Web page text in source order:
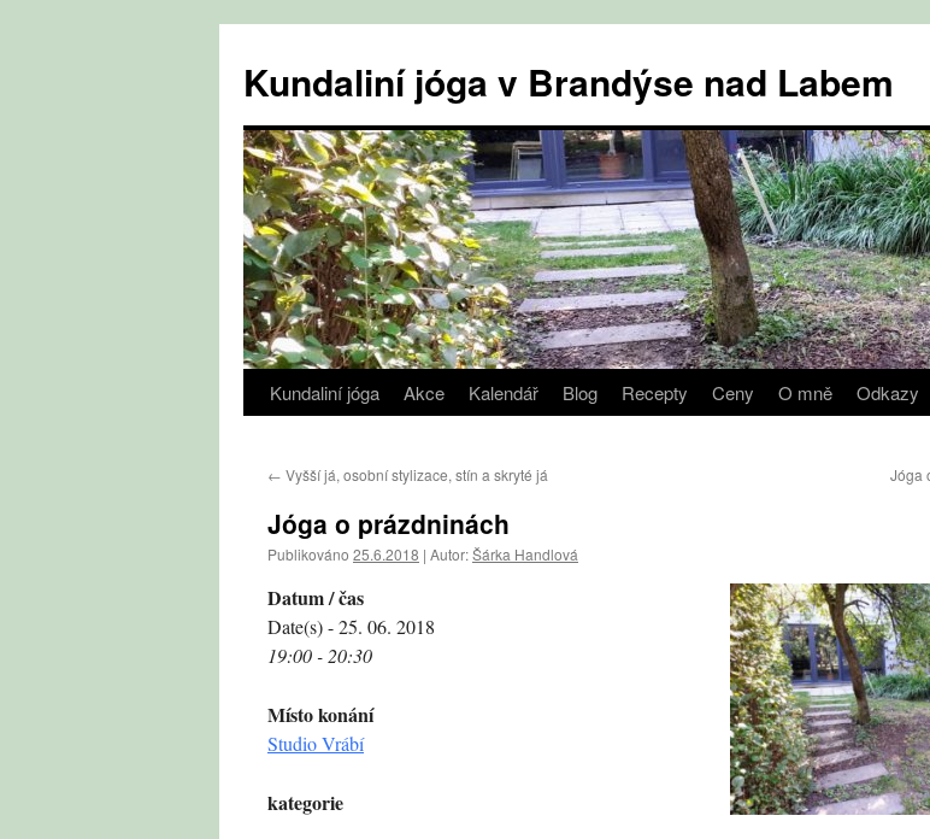
obsahu
webu
Kundaliní jóga v Brandýse nad Labem
Kundaliní jóga Akce Kalendář Blog Recepty Ceny O mně Odkazy
← Vyšší já, osobní stylizace, stín a skryté já Jóga
Jóga o prázdninách
Publikováno 25.6.2018 | Autor:Šárka Handlová
Datum / čas
Date(s) - 25. 06. 2018
19:00 - 20:30
Místo konání
Studio Vrábí
kategorie